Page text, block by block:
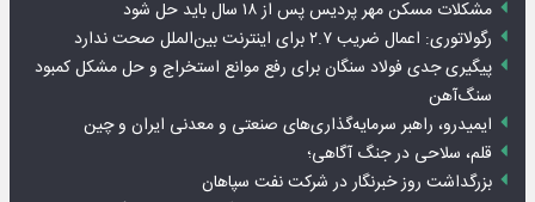
مشکلات مسکن مهر پردیس پس از ۱۸ سال باید حل شود
رگولاتوری: اعمال ضریب ۲.۷ برای اینترنت بین‌الملل صحت ندارد
پیگیری جدی فولاد سنگان برای رفع موانع استخراج و حل مشکل کمبود
سنگ‌آهن
ایمیدرو، راهبر سرمایه‌گذاری‌های صنعتی و معدنی ایران و چین
قلم، سلاحی در جنگ آگاهی؛
بزرگداشت روز خبرنگار در شرکت نفت سپاهان